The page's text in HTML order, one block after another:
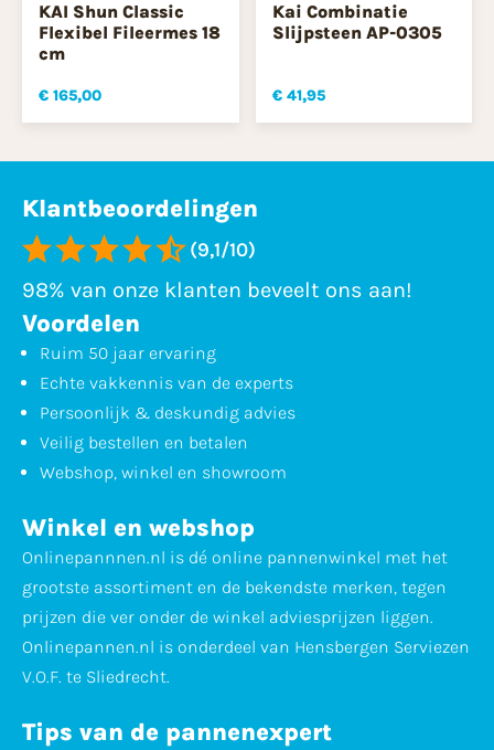
KAI Shun Classic
Flexibel Fileermes 18
cm
€ 165,00
Kai Combinatie
Slijpsteen AP-0305
€ 41,95
Klantbeoordelingen
(9,1/10)
98% van onze klanten beveelt ons aan!
Voordelen
Ruim 50 jaar ervaring
Echte vakkennis van de experts
Persoonlijk & deskundig advies
Veilig bestellen en betalen
Webshop, winkel en showroom
Winkel en webshop
Onlinepannnen.nl is dé online pannenwinkel met het
grootste assortiment en de bekendste merken, tegen
prijzen die ver onder de winkel adviesprijzen liggen.
Onlinepannen.nl is onderdeel van Hensbergen Serviezen
V.O.F. te Sliedrecht.
Tips van de pannenexpert